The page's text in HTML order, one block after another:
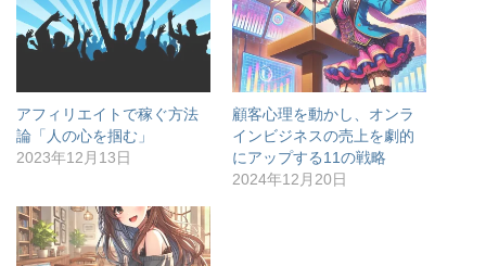
アフィリエイトで稼ぐ方法
論「人の心を掴む」
2023年12月13日
顧客心理を動かし、オンラ
インビジネスの売上を劇的
にアップする11の戦略
2024年12月20日